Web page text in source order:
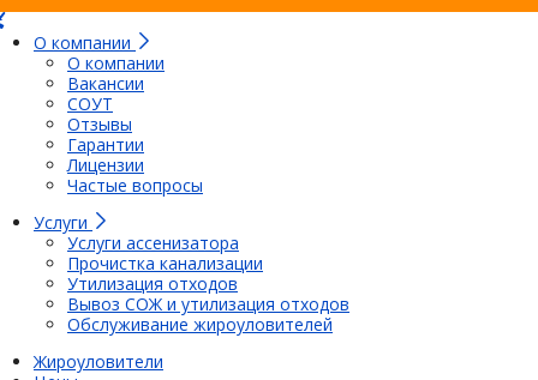
О компании
О компании
Вакансии
СОУТ
Отзывы
Гарантии
Лицензии
Частые вопросы
Услуги
Услуги ассенизатора
Прочистка канализации
Утилизация отходов
Вывоз СОЖ и утилизация отходов
Обслуживание жироуловителей
Жироуловители